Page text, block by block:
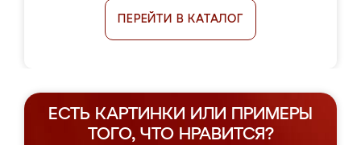
ПЕРЕЙТИ В КАТАЛОГ
ЕСТЬ КАРТИНКИ ИЛИ ПРИМЕРЫ
ТОГО, ЧТО НРАВИТСЯ?